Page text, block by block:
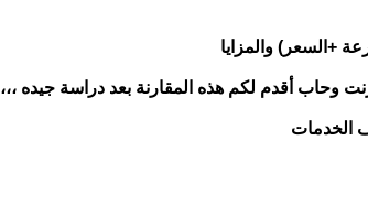
+السعر) والمزايا
وحاب أقدم لكم هذه المقارنة بعد دراسة جيده ،،،
الخدمات